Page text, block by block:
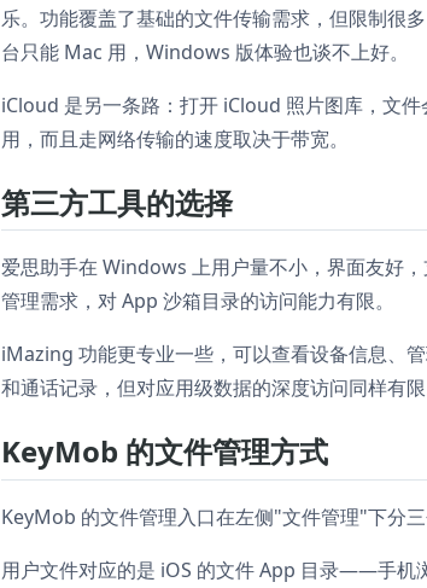
乐。功能覆盖了基础的文件传输需求，但限制很
台只能 Mac 用，Windows 版体验也谈不上好。
iCloud 是另一条路：打开 iCloud 照片图库，文
用，而且走网络传输的速度取决于带宽。
第三方工具的选择
爱思助手在 Windows 上用户量不小，界面友好
管理需求，对 App 沙箱目录的访问能力有限。
iMazing 功能更专业一些，可以查看设备信息、
和通话记录，但对应用级数据的深度访问同样有限
KeyMob 的文件管理方式
KeyMob 的文件管理入口在左侧"文件管理"下分
用户文件对应的是 iOS 的文件 App 目录——手机